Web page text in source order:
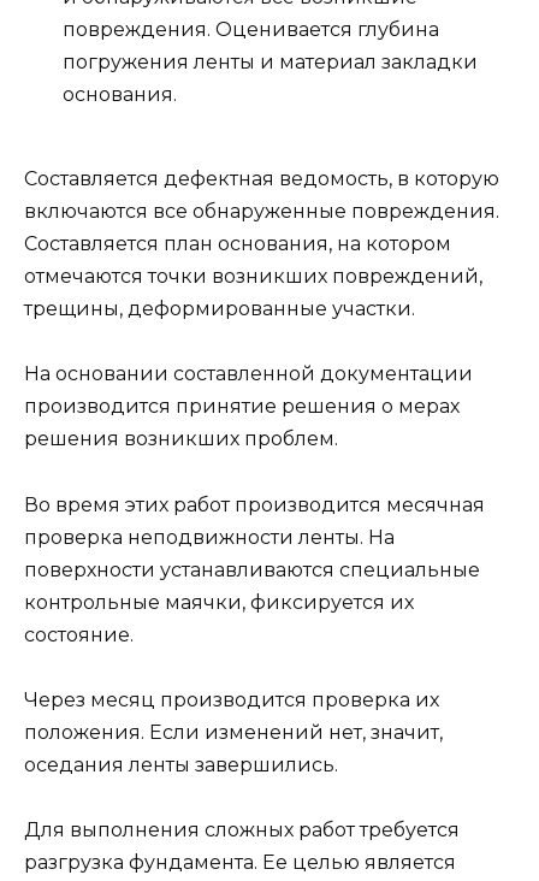
повреждения. Оценивается глубина
погружения ленты и материал закладки
основания.
Составляется дефектная ведомость, в которую
включаются все обнаруженные повреждения.
Составляется план основания, на котором
отмечаются точки возникших повреждений,
трещины, деформированные участки.
На основании составленной документации
производится принятие решения о мерах
решения возникших проблем.
Во время этих работ производится месячная
проверка неподвижности ленты. На
поверхности устанавливаются специальные
контрольные маячки, фиксируется их
состояние.
Через месяц производится проверка их
положения. Если изменений нет, значит,
оседания ленты завершились.
Для выполнения сложных работ требуется
разгрузка фундамента. Ее целью является